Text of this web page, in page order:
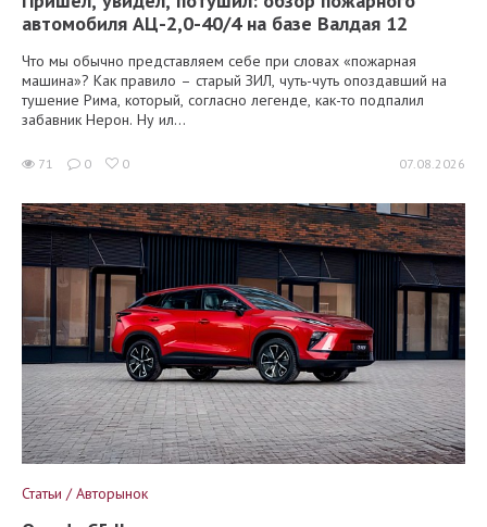
автомобиля АЦ-2,0-40/4 на базе Валдая 12
Что мы обычно представляем себе при словах «пожарная
машина»? Как правило – старый ЗИЛ, чуть-чуть опоздавший на
тушение Рима, который, согласно легенде, как-то подпалил
забавник Нерон. Ну ил...
71 0 0 07.08.2026
Статьи / Авторынок